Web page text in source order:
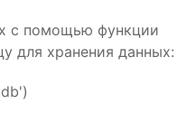
с помощью функции
для хранения данных: